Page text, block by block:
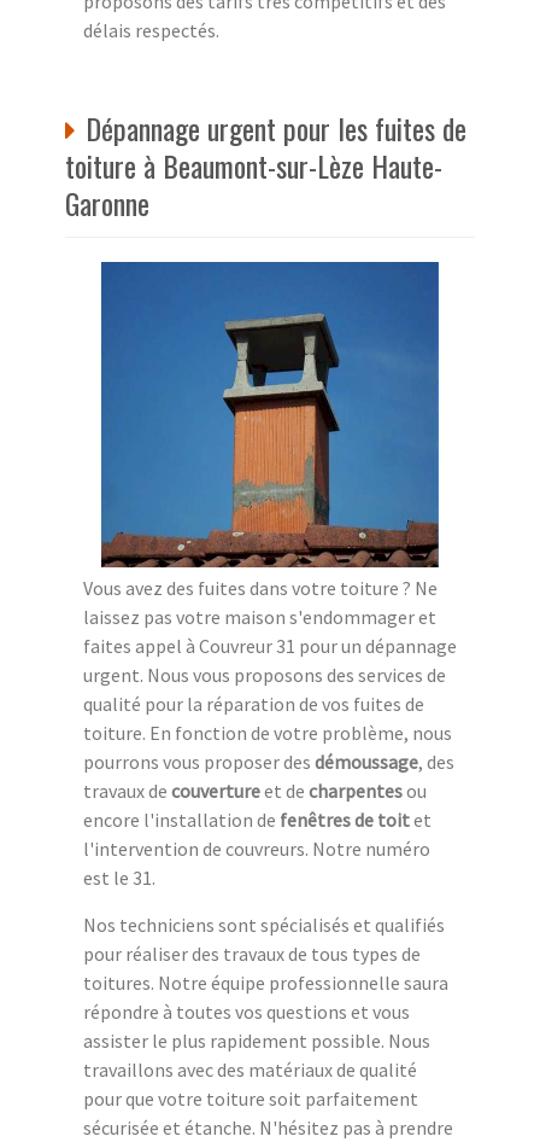
délais respectés.
Dépannage urgent pour les fuites de
toiture à Beaumont-sur-Lèze Haute-
Garonne
Vous avez des fuites dans votre toiture ? Ne
laissez pas votre maison s'endommager et
faites appel à Couvreur 31 pour un dépannage
urgent. Nous vous proposons des services de
qualité pour la réparation de vos fuites de
toiture. En fonction de votre problème, nous
pourrons vous proposer des démoussage, des
travaux de couvertureet de charpentesou
encore l'installation de fenêtres de toitet
l'intervention de couvreurs. Notre numéro
est le 31.
Nos techniciens sont spécialisés et qualifiés
pour réaliser des travaux de tous types de
toitures. Notre équipe professionnelle saura
répondre à toutes vos questions et vous
assister le plus rapidement possible. Nous
travaillons avec des matériaux de qualité
pour que votre toiture soit parfaitement
sécurisée et étanche. N'hésitez pas à prendre